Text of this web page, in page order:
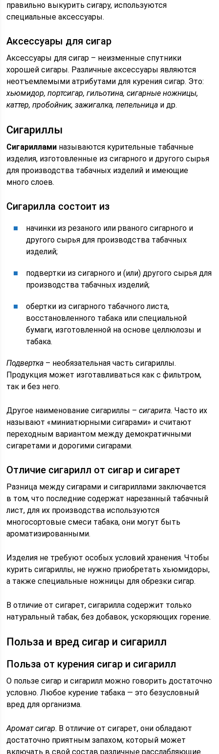
правильно выкурить сигару, используются
специальные аксессуары.
Аксессуары для сигар
Аксессуары для сигар – неизменные спутники
хорошей сигары. Различные аксессуары являются
неотъемлемыми атрибутами для курения сигар. Это:
хьюмидор, портсигар, гильотина, сигарные ножницы,
каттер, пробойник, зажигалка, пепельница и др.
Сигариллы
Сигариллами называются курительные табачные
изделия, изготовленные из сигарного и другого сырья
для производства табачных изделий и имеющие
много слоев.
Сигарилла состоит из
начинки из резаного или рваного сигарного и
другого сырья для производства табачных
изделий;
подвертки из сигарного и (или) другого сырья для
производства табачных изделий;
обертки из сигарного табачного листа,
восстановленного табака или специальной
бумаги, изготовленной на основе целлюлозы и
табака.
Подвертка – необязательная часть сигариллы.
Продукция может изготавливаться как с фильтром,
так и без него.
Другое наименование сигариллы –сигарита. Часто их
называют «миниатюрными сигарами» и считают
переходным вариантом между демократичными
сигаретами и дорогими сигарами.
Отличие сигарилл от сигар и сигарет
Разница между сигарами и сигариллами заключается
в том, что последние содержат нарезанный табачный
лист, для их производства используются
многосортовые смеси табака, они могут быть
ароматизированными.
Изделия не требуют особых условий хранения. Чтобы
курить сигариллы, не нужно приобретать хьюмидоры,
а также специальные ножницы для обрезки сигар.
В отличие от сигарет, сигарилла содержит только
натуральный табак, без добавок, ускоряющих горение.
Польза и вред сигар и сигарилл
Польза от курения сигар и сигарилл
О пользе сигар и сигарилл можно говорить достаточно
условно. Любое курение табака — это безусловный
вред для организма.
Аромат сигар. В отличие от сигарет, они обладают
достаточно приятным запахом, который может
включать в свой состав различные расслабляющие